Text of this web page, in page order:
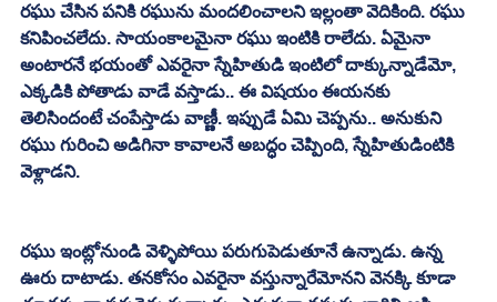
రఘు చేసిన పనికి రఘును మందలించాలని ఇల్లంతా వెదికింది. రఘు
కనిపించలేదు. సాయంకాలమైనా రఘు ఇంటికి రాలేదు. ఏమైనా
అంటారనే భయంతో ఎవరైనా స్నేహితుడి ఇంటిలో దాక్కున్నాడేమో,
ఎక్కడికి పోతాడు వాడే వస్తాడు.. ఈ విషయం ఈయనకు
తెలిసిందంటే చంపేస్తాడు వాణ్ణీ. ఇప్పుడే ఏమి చెప్పను.. అనుకుని
రఘు గురించి అడిగినా కావాలనే అబద్ధం చెప్పింది, స్నేహితుడింటికి
వెళ్లాడని.
రఘు ఇంట్లోనుండి వెళ్ళిపోయి పరుగుపెడుతూనే ఉన్నాడు. ఉన్న
ఊరు దాటాడు. తనకోసం ఎవరైనా వస్తున్నారేమోనని వెనక్కి కూడా